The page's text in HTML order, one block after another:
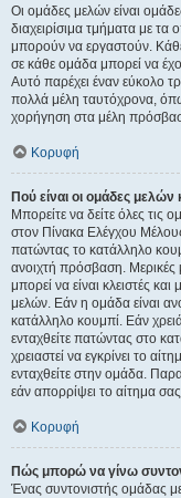
Οι ομάδες μελών είναι
διαχειρίσιμα τμήματα με τα
μπορούν να εργαστούν.
σε κάθε ομάδα μπορεί να
Αυτό παρέχει έναν εύκολο
πολλά μέλη ταυτόχρονα,
χορήγηση στα μέλη
Κορυφή
Πού είναι οι ομάδες
Μπορείτε να δείτε όλες
στον Πίνακα Ελέγχου
πατώντας το κατάλληλο
ανοιχτή πρόσβαση. Μερικές
μπορεί να είναι κλειστές
μελών. Εάν η ομάδα είναι
κατάλληλο κουμπί. Εάν
ενταχθείτε πατώντας στο
χρειαστεί να εγκρίνει το
ενταχθείτε στην ομάδα.
εάν απορρίψει το αίτημα
Κορυφή
Πώς μπορώ να γίνω
Ένας συντονιστής ομάδας